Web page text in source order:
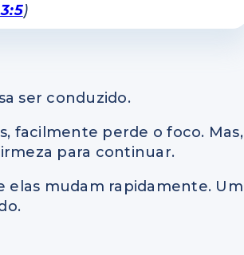
)
ser conduzido.
facilmente perde o foco. Mas,
para continuar.
elas mudam rapidamente. Um